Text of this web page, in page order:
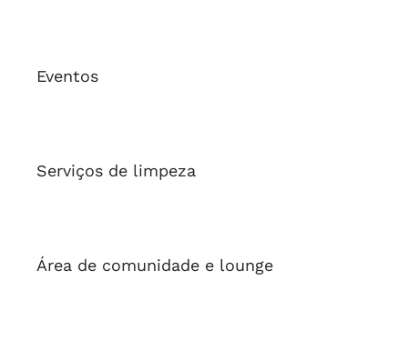
Eventos
Serviços de limpeza
Área de comunidade e lounge